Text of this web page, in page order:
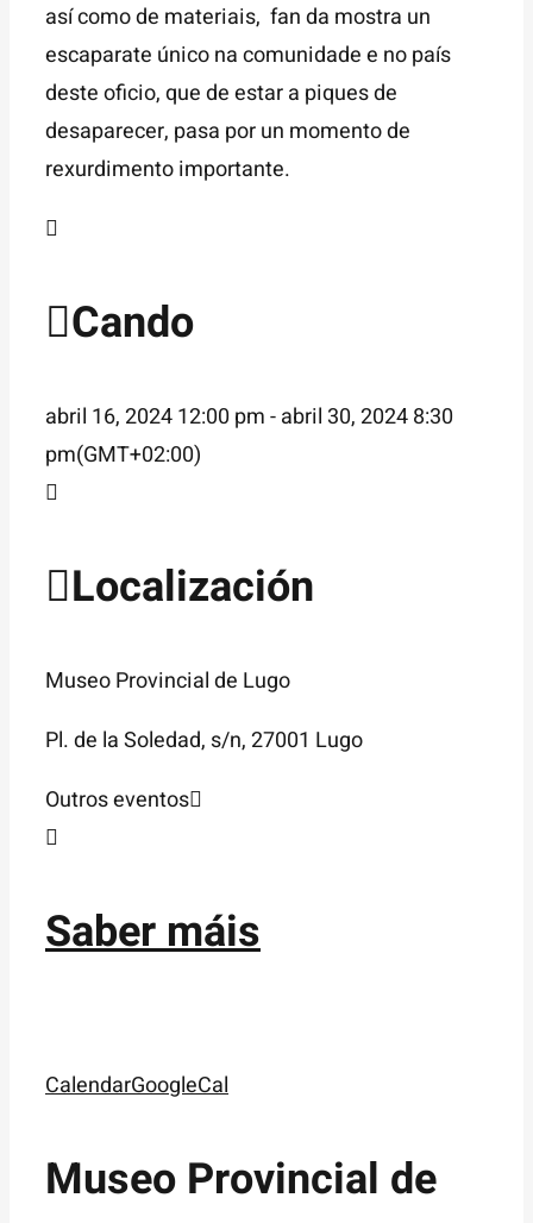
así como de materiais, fan da mostra un
escaparate único na comunidade e no país
deste oficio, que de estar a piques de
desaparecer, pasa por un momento de
rexurdimento importante.
Cando
abril 16, 202412:00 pm-abril 30, 20248:30
pm(GMT+02:00)
Localización
Museo Provincial de Lugo
Pl. de la Soledad, s/n, 27001 Lugo
Outros eventos
Saber máis
CalendarGoogleCal
Museo Provincial de